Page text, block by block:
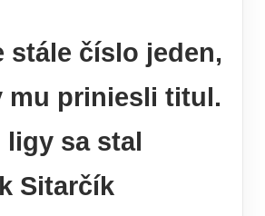
stále číslo jeden,
mu priniesli titul.
sa stal
Sitarčík